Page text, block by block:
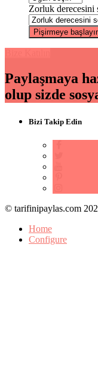
Zorluk derecesini
Paylaşmaya
olup sizde
Bizi Takip Edin
© tarifinipaylas.com
Home
Configure